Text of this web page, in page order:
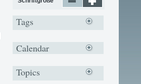
Tags
Calendar
Topics